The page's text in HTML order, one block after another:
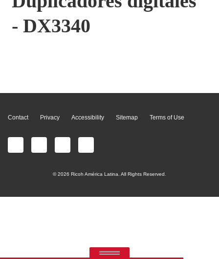
- DX3340
Contact Privacy Accessibility Sitemap Terms of Use
© 2026 Ricoh América Latina. All Rights Reserved.